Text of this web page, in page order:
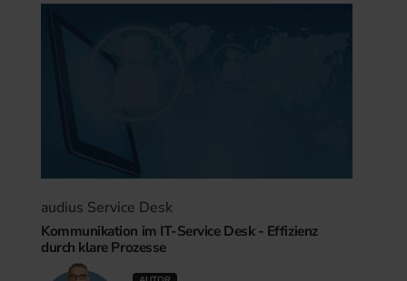
audius Service Desk
Kommunikation im IT-Service Desk - Effizienz
durch klare Prozesse